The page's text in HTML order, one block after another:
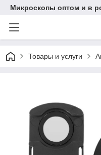
Микроскопы оптом и в
Товары и услуги